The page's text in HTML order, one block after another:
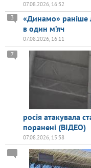
07.08.2026, 16:32
«Динамо» раніше
в один м’яч
3
07.08.2026, 16:11
росія атакувала
поранені (ВІДЕО)
7
07.08.2026, 15:38